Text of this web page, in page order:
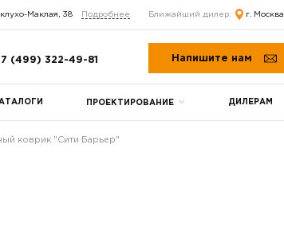
Маклая, 38 Подробнее Ближайший дилер: г. Москва
(499) 322-49-81 Напишите нам
ПРОЕКТИРОВАНИЕ ДИЛЕРАМ
коврик "Сити Барьер"